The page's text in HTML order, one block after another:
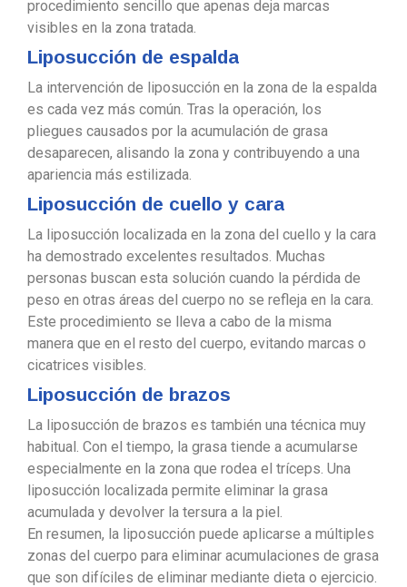
procedimiento sencillo que apenas deja marcas
visibles en la zona tratada.
Liposucción de espalda
La intervención de liposucción en la zona de la espalda
es cada vez más común. Tras la operación, los
pliegues causados por la acumulación de grasa
desaparecen, alisando la zona y contribuyendo a una
apariencia más estilizada.
Liposucción de cuello y cara
La liposucción localizada en la zona del cuello y la cara
ha demostrado excelentes resultados. Muchas
personas buscan esta solución cuando la pérdida de
peso en otras áreas del cuerpo no se refleja en la cara.
Este procedimiento se lleva a cabo de la misma
manera que en el resto del cuerpo, evitando marcas o
cicatrices visibles.
Liposucción de brazos
La liposucción de brazos es también una técnica muy
habitual. Con el tiempo, la grasa tiende a acumularse
especialmente en la zona que rodea el tríceps. Una
liposucción localizada permite eliminar la grasa
acumulada y devolver la tersura a la piel.
En resumen, la liposucción puede aplicarse a múltiples
zonas del cuerpo para eliminar acumulaciones de grasa
que son difíciles de eliminar mediante dieta o ejercicio.